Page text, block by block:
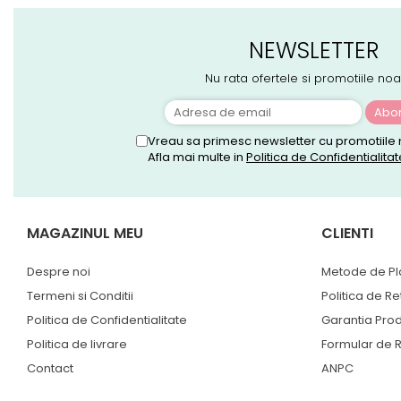
Motoforeze și Burghie de Pământ
NEWSLETTER
Nu rata ofertele si promotiile
Vreau sa primesc newsletter cu promotiile
Afla mai multe in Politica de
MAGAZINUL MEU
Despre noi
Termeni si Conditii
Politica de Confidentialitate
Politica de livrare
Contact
CLIENTI
Metode de
Politica de
Garantia
Formular de
ANPC